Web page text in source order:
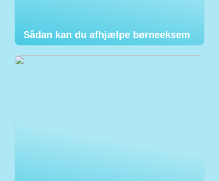
Sådan kan du afhjælpe børneeksem